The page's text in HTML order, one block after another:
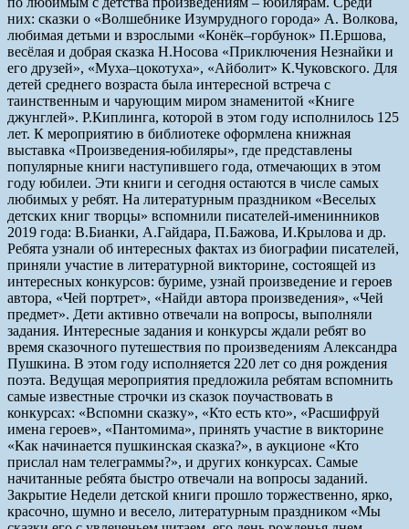
них: сказки о «Волшебнике Изумрудного города» А. Волкова,
любимая детьми и взрослыми «Конёк–горбунок» П.Ершова,
весёлая и добрая сказка Н.Носова «Приключения Незнайки и
его друзей», «Муха–цокотуха», «Айболит» К.Чуковского. Для
детей среднего возраста была интересной встреча с
таинственным и чарующим миром знаменитой «Книге
джунглей». Р.Киплинга, которой в этом году исполнилось 125
лет. К мероприятию в библиотеке оформлена книжная
выставка «Произведения-юбиляры», где представлены
популярные книги наступившего года, отмечающих в этом
году юбилеи. Эти книги и сегодня остаются в числе самых
любимых у ребят. На литературным праздником «Веселых
детских книг творцы» вспомнили писателей-именинников
2019 года: В.Бианки, А.Гайдара, П.Бажова, И.Крылова и др.
Ребята узнали об интересных фактах из биографии писателей,
приняли участие в литературной викторине, состоящей из
интересных конкурсов: буриме, узнай произведение и героев
автора, «Чей портрет», «Найди автора произведения», «Чей
предмет». Дети активно отвечали на вопросы, выполняли
задания. Интересные задания и конкурсы ждали ребят во
время сказочного путешествия по произведениям Александра
Пушкина. В этом году исполняется 220 лет со дня рождения
поэта. Ведущая мероприятия предложила ребятам вспомнить
самые известные строчки из сказок поучаствовать в
конкурсах: «Вспомни сказку», «Кто есть кто», «Расшифруй
имена героев», «Пантомима», принять участие в викторине
«Как начинается пушкинская сказка?», в аукционе «Кто
прислал нам телеграммы?», и других конкурсах. Самые
начитанные ребята быстро отвечали на вопросы заданий.
Закрытие Недели детской книги прошло торжественно, ярко,
красочно, шумно и весело, литературным праздником «Мы